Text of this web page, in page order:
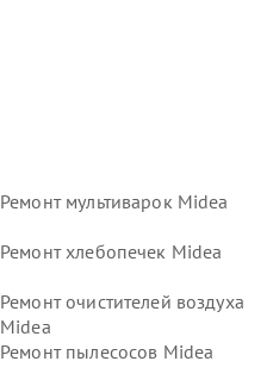
Ремонт мультиварок Midea
Ремонт хлебопечек Midea
Ремонт очистителей воздуха
Midea
Ремонт пылесосов Midea